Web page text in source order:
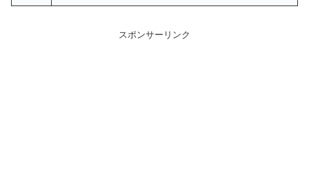
スポンサーリンク